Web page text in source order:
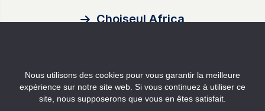
Choiseul Africa
Auteurs
Nous utilisons des cookies pour vous garantir la meilleure
expérience sur notre site web. Si vous continuez à utiliser ce
site, nous supposerons que vous en êtes satisfait.